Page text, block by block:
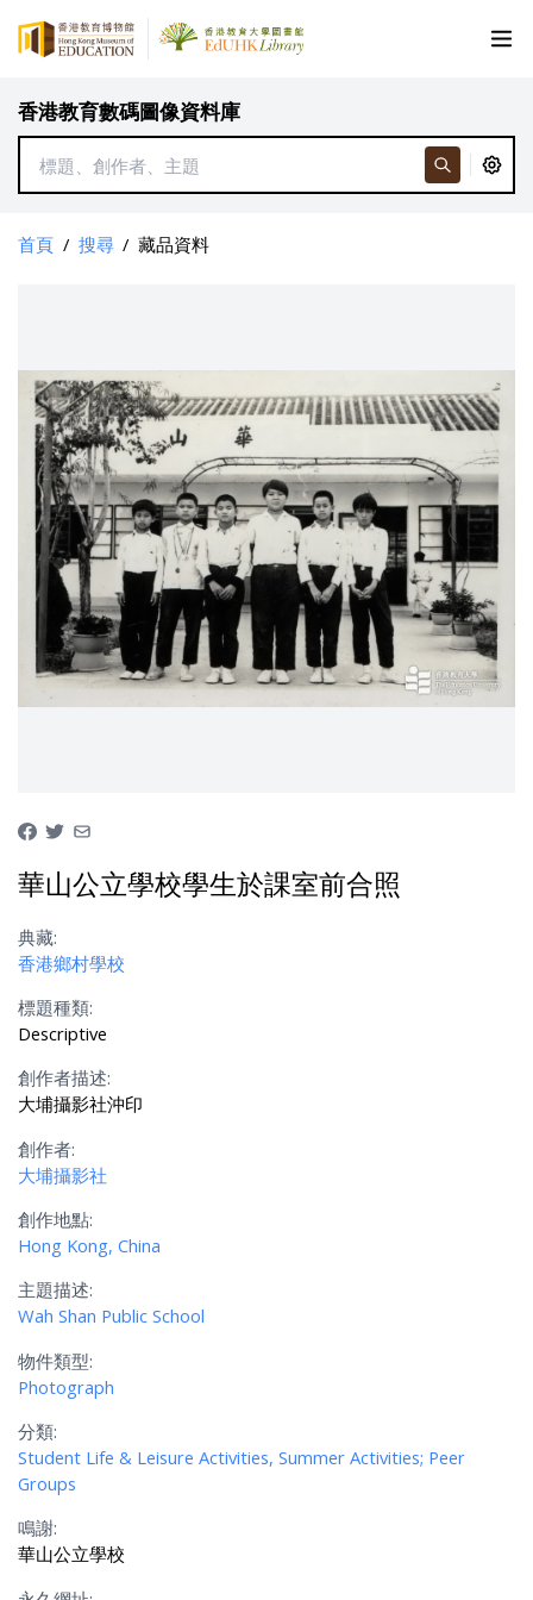
香港教育數碼圖像資料庫
首頁 / 搜尋 / 藏品資料
華山公立學校學生於課室前合照
典藏:
香港鄉村學校
標題種類:
Descriptive
創作者描述:
大埔攝影社沖印
創作者:
大埔攝影社
創作地點:
Hong Kong, China
主題描述:
Wah Shan Public School
物件類型:
Photograph
分類:
Student Life & Leisure Activities, Summer Activities; Peer
Groups
鳴謝:
華山公立學校